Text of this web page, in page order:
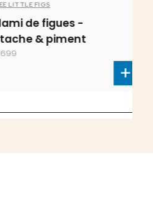
FIGS
figues -
& piment